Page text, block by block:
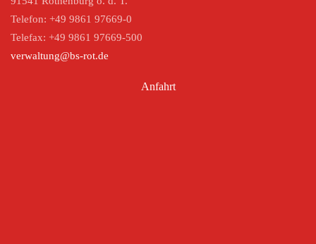
Telefon: +49 9861 97669-0
Telefax: +49 9861 97669-500
verwaltung@bs-rot.de
Anfahrt